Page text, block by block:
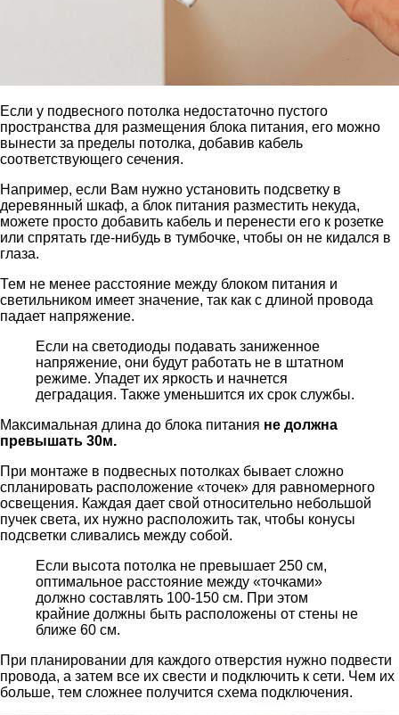
Если у подвесного потолка недостаточно пустого
пространства для размещения блока питания, его можно
вынести за пределы потолка, добавив кабель
соответствующего сечения.
Например, если Вам нужно установить подсветку в
деревянный шкаф, а блок питания разместить некуда,
можете просто добавить кабель и перенести его к розетке
или спрятать где-нибудь в тумбочке, чтобы он не кидался в
глаза.
Тем не менее расстояние между блоком питания и
светильником имеет значение, так как с длиной провода
падает напряжение.
Если на светодиоды подавать заниженное
напряжение, они будут работать не в штатном
режиме. Упадет их яркость и начнется
деградация. Также уменьшится их срок службы.
Максимальная длина до блока питания не должна
превышать 30м.
При монтаже в подвесных потолках бывает сложно
спланировать расположение «точек» для равномерного
освещения. Каждая дает свой относительно небольшой
пучек света, их нужно расположить так, чтобы конусы
подсветки сливались между собой.
Если высота потолка не превышает 250 cм,
оптимальное расстояние между «точками»
должно составлять 100-150 cм. При этом
крайние должны быть расположены от стены не
ближе 60 см.
При планировании для каждого отверстия нужно подвести
провода, а затем все их свести и подключить к сети. Чем их
больше, тем сложнее получится схема подключения.